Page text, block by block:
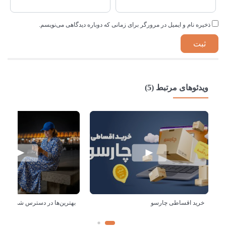
ذخیره نام و ایمیل در مرورگر برای زمانی که دوباره دیدگاهی می‌نویسم.
ویدئوهای مرتبط (5)
خرید اقساطی چارسو بهترین‌ها در دسترس شماست!